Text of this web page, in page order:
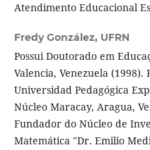
Atendimento Educacional
Fredy González, UFRN
Possui Doutorado em
Valencia, Venezuela (1998).
Universidad Pedagógica
Núcleo Maracay, Aragua,
Fundador do Núcleo de
Matemática "Dr. Emilio